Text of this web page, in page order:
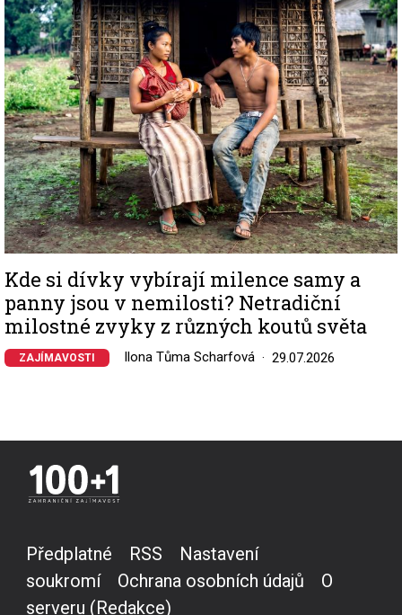
Image
Kde si dívky vybírají milence samy a
panny jsou v nemilosti? Netradiční
milostné zvyky z různých koutů světa
ZAJÍMAVOSTI Ilona Tůma Scharfová 29.07.2026
Předplatné RSS
Nastavení
soukromí
Ochrana osobních údajů
O
serveru (Redakce)